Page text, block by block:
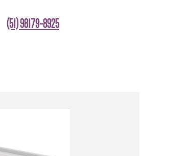
(51) 98179-8925